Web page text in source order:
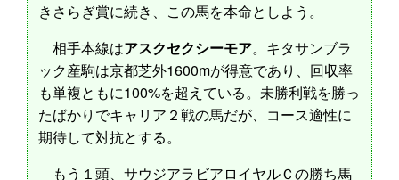
きさらぎ賞に続き、この馬を本命としよう。
相手本線はアスクセクシーモア。キタサンブラ
ック産駒は京都芝外1600mが得意であり、回収率
も単複ともに100%を超えている。未勝利戦を勝っ
たばかりでキャリア２戦の馬だが、コース適性に
期待して対抗とする。
もう１頭、サウジアラビアロイヤルＣの勝ち馬